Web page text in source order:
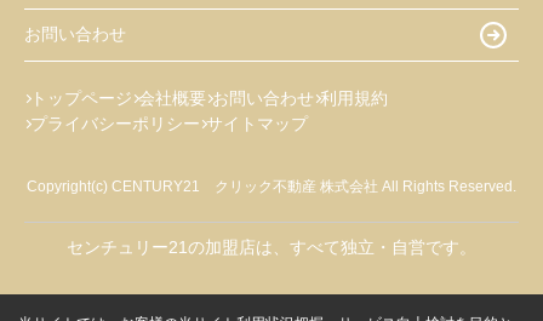
お問い合わせ
トップページ 会社概要 お問い合わせ 利用規約
プライバシーポリシー サイトマップ
Copyright(c) CENTURY21 クリック不動産 株式会社 All Rights Reserved.
センチュリー21の加盟店は、すべて独立・自営です。